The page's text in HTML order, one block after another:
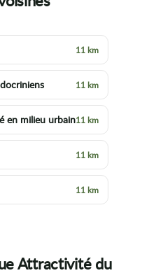
11 km
11 km
en milieu urbain11 km
11 km
11 km
Attractivité du